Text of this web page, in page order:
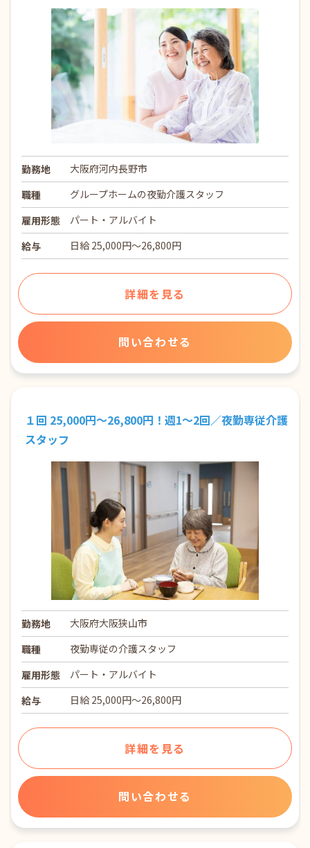
勤務地
大阪府河内長野市
職種
グループホームの夜勤介護スタッフ
雇用形態
パート・アルバイト
給与
日給 25,000円～26,800円
詳細を見る
問い合わせる
１回 25,000円～26,800円！週1～2回／夜勤専従介護
スタッフ
勤務地
大阪府大阪狭山市
職種
夜勤専従の介護スタッフ
雇用形態
パート・アルバイト
給与
日給 25,000円～26,800円
詳細を見る
問い合わせる